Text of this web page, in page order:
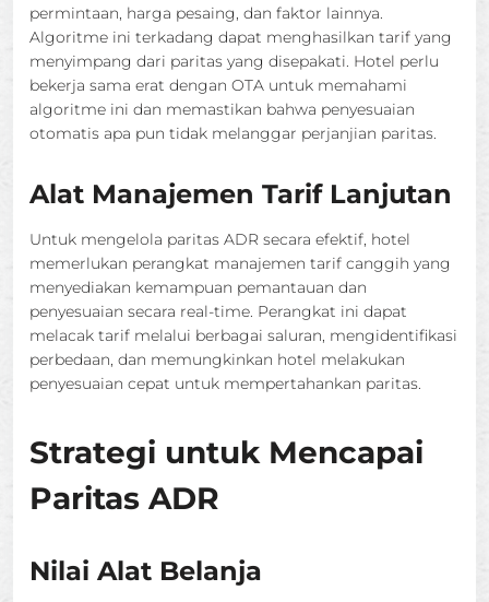
permintaan, harga pesaing, dan faktor lainnya.
Algoritme ini terkadang dapat menghasilkan tarif yang
menyimpang dari paritas yang disepakati. Hotel perlu
bekerja sama erat dengan OTA untuk memahami
algoritme ini dan memastikan bahwa penyesuaian
otomatis apa pun tidak melanggar perjanjian paritas.
Alat Manajemen Tarif Lanjutan
Untuk mengelola paritas ADR secara efektif, hotel
memerlukan perangkat manajemen tarif canggih yang
menyediakan kemampuan pemantauan dan
penyesuaian secara real-time. Perangkat ini dapat
melacak tarif melalui berbagai saluran, mengidentifikasi
perbedaan, dan memungkinkan hotel melakukan
penyesuaian cepat untuk mempertahankan paritas.
Strategi untuk Mencapai
Paritas ADR
Nilai Alat Belanja